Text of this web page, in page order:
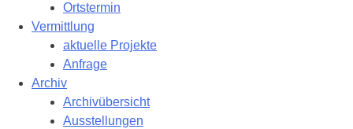
Ortstermin
Vermittlung
aktuelle Projekte
Anfrage
Archiv
Archivübersicht
Ausstellungen